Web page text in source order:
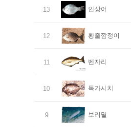
13 인상어
12 황줄깜정이
11 벤자리
10 독가시치
9 보리멸